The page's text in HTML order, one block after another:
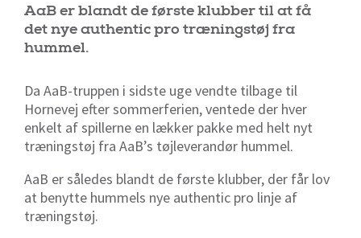
AaB er blandt de første klubber til at få
det nye authentic pro træningstøj fra
hummel.
Da AaB-truppen i sidste uge vendte tilbage til
Hornevej efter sommerferien, ventede der hver
enkelt af spillerne en lækker pakke med helt nyt
træningstøj fra AaB’s tøjleverandør hummel.
AaB er således blandt de første klubber, der får lov
at benytte hummels nye authentic pro linje af
træningstøj.